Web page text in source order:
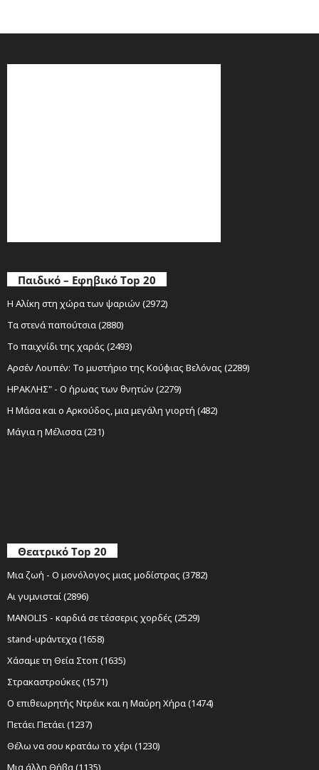
Παιδικό – Εφηβικό Top 20
Η Αλίκη στη χώρα των ψαριών (2972)
Τα στενά παπούτσια (2880)
Το παιχνίδι της χαράς (2493)
Αρσέν Λουπέν: Το μυστήριο της Κούφιας Βελόνας (2289)
ΗΡΑΚΛΗΣ" - Ο ήρωας των θνητών (2279)
Η Μάσα και ο Αρκούδος, μια μεγάλη γιορτή (482)
Μάγια η Μέλισσα (231)
Θεατρικό Top 20
Μια ζωή - Ο μονόλογος μιας μοδίστρας (3782)
Αι γυμνισταί (2896)
MANOLIS - καρδιά σε τέσσερις χορδές (2529)
stand-upάντεχα (1658)
Χάσαμε τη Θεία Στοπ (1635)
Στρακαστρούκες (1571)
Ο επιθεωρητής Ντρέικ και η Μαύρη Χήρα (1474)
Πετάει Πετάει (1237)
Θέλω να σου κρατάω το χέρι (1230)